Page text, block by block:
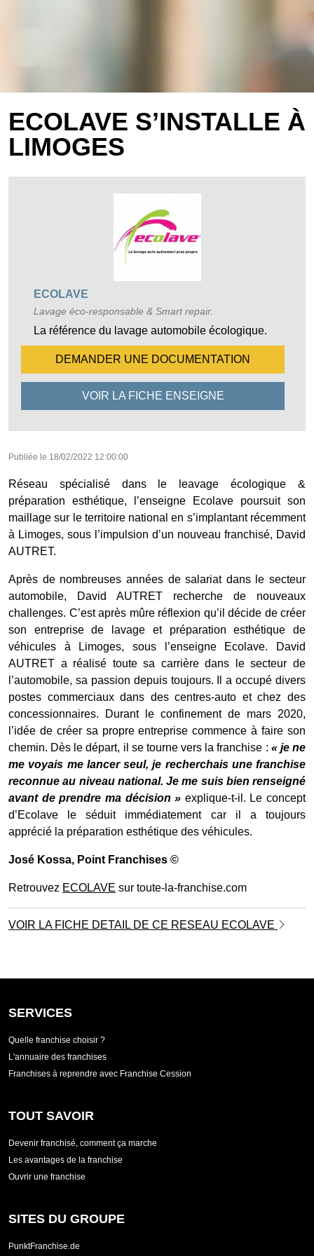
ECOLAVE S’INSTALLE À
LIMOGES
ECOLAVE
Lavage éco-responsable & Smart repair.
La référence du lavage automobile écologique.
DEMANDER UNE DOCUMENTATION
VOIR LA FICHE ENSEIGNE
Publiée le 18/02/2022 12:00:00
Réseau spécialisé dans le leavage écologique &
préparation esthétique, l’enseigne Ecolave poursuit son
maillage sur le territoire national en s’implantant récemment
à Limoges, sous l’impulsion d’un nouveau franchisé, David
AUTRET.
Après de nombreuses années de salariat dans le secteur
automobile, David AUTRET recherche de nouveaux
challenges. C’est après mûre réflexion qu’il décide de créer
son entreprise de lavage et préparation esthétique de
véhicules à Limoges, sous l’enseigne Ecolave. David
AUTRET a réalisé toute sa carrière dans le secteur de
l’automobile, sa passion depuis toujours. Il a occupé divers
postes commerciaux dans des centres-auto et chez des
concessionnaires. Durant le confinement de mars 2020,
l’idée de créer sa propre entreprise commence à faire son
chemin. Dès le départ, il se tourne vers la franchise : « je ne
me voyais me lancer seul, je recherchais une franchise
reconnue au niveau national. Je me suis bien renseigné
avant de prendre ma décision » explique-t-il. Le concept
d’Ecolave le séduit immédiatement car il a toujours
apprécié la préparation esthétique des véhicules.
José Kossa, Point Franchises ©
Retrouvez ECOLAVE sur toute-la-franchise.com
VOIR LA FICHE DETAIL DE CE RESEAU ECOLAVE
SERVICES
Quelle franchise choisir ?
L'annuaire des franchises
Franchises à reprendre avec Franchise Cession
TOUT SAVOIR
Devenir franchisé, comment ça marche
Les avantages de la franchise
Ouvrir une franchise
SITES DU GROUPE
PunktFranchise.de